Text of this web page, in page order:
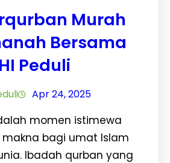
Murah
Bersama
Peduli
Apr 24, 2025
momen istimewa
bagi umat Islam
Ibadah qurban yang